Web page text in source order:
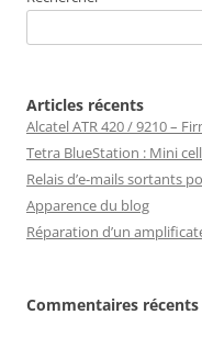
Articles récents
Alcatel ATR 420 / 9210 –
Tetra BlueStation : Mini
Relais d’e-mails sortants
Apparence du blog
Réparation d’un
Commentaires récents